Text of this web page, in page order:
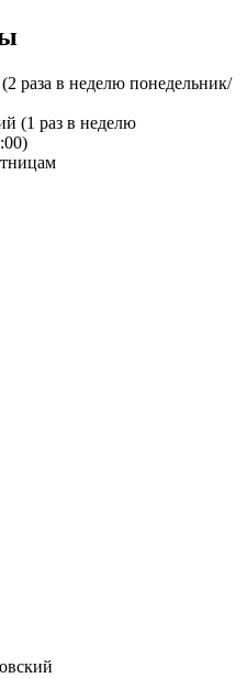
раза в неделю понедельник/
(1 раз в неделю